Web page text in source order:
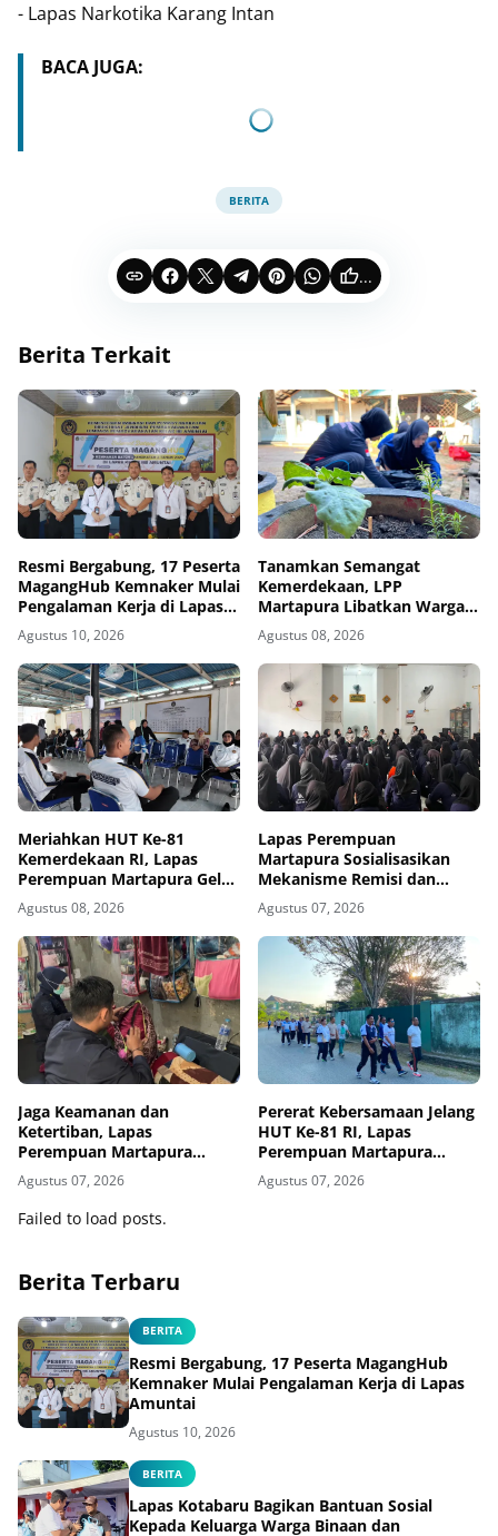
- Lapas Narkotika Karang Intan
BACA JUGA:
BERITA
...
Berita Terkait
Resmi Bergabung, 17 Peserta
MagangHub Kemnaker Mulai
Pengalaman Kerja di Lapas
Amuntai
Agustus 10, 2026
Tanamkan Semangat
Kemerdekaan, LPP
Martapura Libatkan Warga
Binaan dalam Gotong
Royong
Agustus 08, 2026
Meriahkan HUT Ke-81
Kemerdekaan RI, Lapas
Perempuan Martapura Gelar
Porseni Antarpetugas
Agustus 08, 2026
Lapas Perempuan
Martapura Sosialisasikan
Mekanisme Remisi dan
Integrasi kepada Warga
Binaan
Agustus 07, 2026
Jaga Keamanan dan
Ketertiban, Lapas
Perempuan Martapura
Intensifkan Razia di Blok
Maximum Security
Agustus 07, 2026
Pererat Kebersamaan Jelang
HUT Ke-81 RI, Lapas
Perempuan Martapura
Meriahkan Fun Walk
Bersama Kakanwil
Agustus 07, 2026
Failed to load posts.
Berita Terbaru
BERITA
Resmi Bergabung, 17 Peserta MagangHub
Kemnaker Mulai Pengalaman Kerja di Lapas
Amuntai
Agustus 10, 2026
BERITA
Lapas Kotabaru Bagikan Bantuan Sosial
Kepada Keluarga Warga Binaan dan